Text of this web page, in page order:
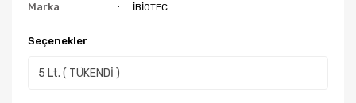
Marka İBİOTEC
Seçenekler